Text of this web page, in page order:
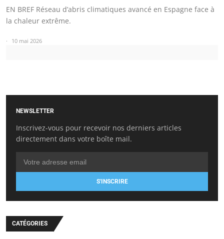
EN BREF Réseau d’abris climatiques avancé en Espagne face à
la chaleur extrême.
10 mai 2026
NEWSLETTER
Inscrivez-vous pour recevoir nos derniers articles
directement dans votre boîte mail.
S'INSCRIRE
CATÉGORIES